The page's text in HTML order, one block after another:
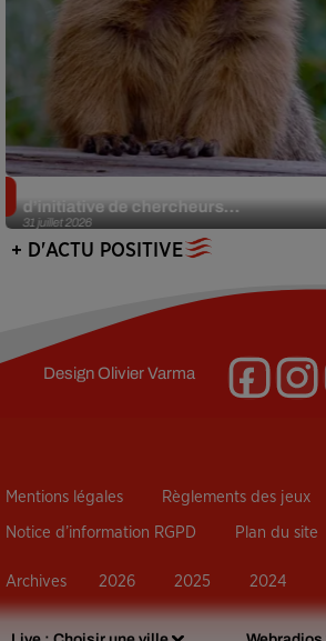
31 juillet 2026
d’initiative de chercheurs...
+ D'ACTU POSITIVE
DesignOlivier Varma
Mentions légales Règlements des jeux
Notice d’information RGPD Plan du site
Archives 2026 2025 2024